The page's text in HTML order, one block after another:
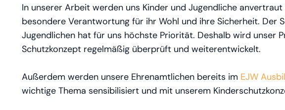
In unserer Arbeit werden uns Kinder und Jugendliche
besondere Verantwortung für ihr Wohl und ihre Sicherheit. Der
Jugendlichen hat für uns höchste Priorität. Deshalb wird unser
Schutzkonzept regelmäßig überprüft und weiterentwickelt.
Außerdem werden unsere Ehrenamtlichen bereits im EJW
wichtige Thema sensibilisiert und mit unserem